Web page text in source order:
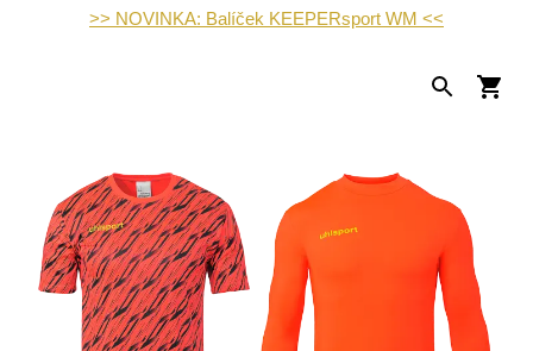
>> NOVINKA: Balíček KEEPERsport WM <<